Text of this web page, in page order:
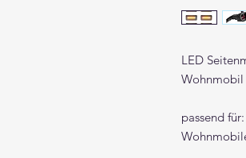
LED
Wohnmobil
passend